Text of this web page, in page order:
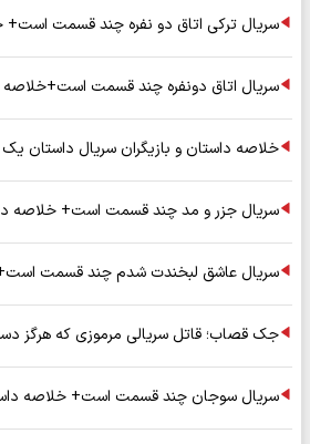
سریال ترکی اتاق دو نفره چند قسمت است+
سریال اتاق دونفره چند قسمت است+خلاصه
خلاصه داستان و بازیگران سریال
سریال جزر و مد چند قسمت است+ خلاصه
سریال عاشق لبخندت شدم چند قسمت است+
جک قصاب؛ قاتل سریالی مرموزی که هرگز
سریال سوجان چند قسمت است+ خلاصه